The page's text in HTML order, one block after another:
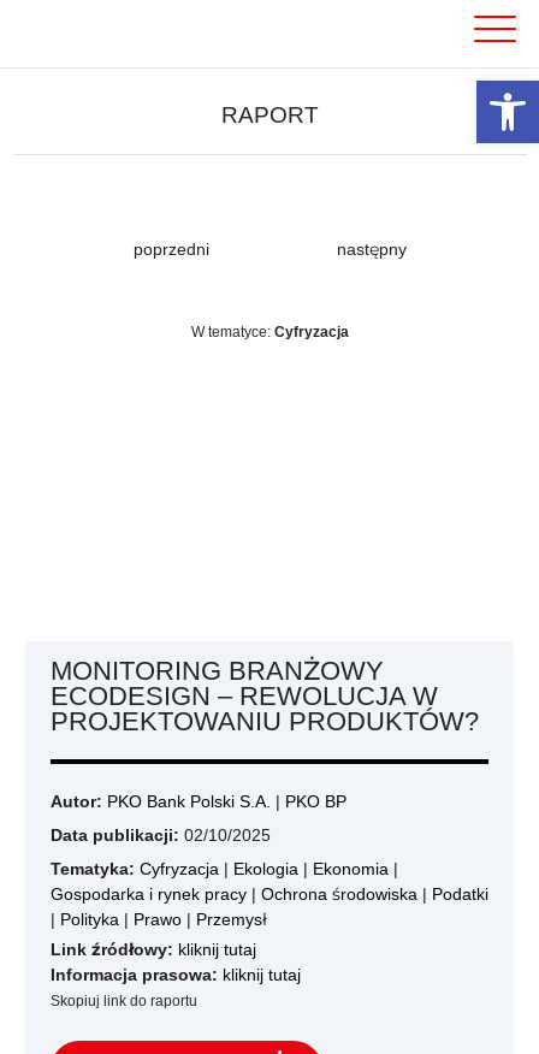
RAPORT
poprzedni następny
W tematyce: Cyfryzacja
MONITORING BRANŻOWY
ECODESIGN – REWOLUCJA W
PROJEKTOWANIU PRODUKTÓW?
Autor: PKO Bank Polski S.A. | PKO BP
Data publikacji: 02/10/2025
Tematyka: Cyfryzacja | Ekologia | Ekonomia |
Gospodarka i rynek pracy | Ochrona środowiska | Podatki
| Polityka | Prawo | Przemysł
Link źródłowy: kliknij tutaj
Informacja prasowa: kliknij tutaj
Skopiuj link do raportu